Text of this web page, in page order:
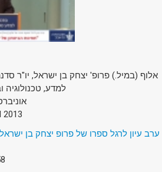
אלוף (במיל.) פרופ' יצחק בן ישראל, יו"ר
למדע, טכנולוגיה
2013
ערב עיון לרגל ספרו של פרופ יצחק בן